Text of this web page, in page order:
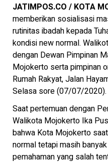
JATIMPOS.CO / KOTA
memberikan sosialisasi
rutinitas ibadah kepada
kondisi new normal.
dengan Dewan Pimpinan
Mojokerto serta pimpinan
Rumah Rakyat, Jalan
Selasa sore (07/07/2020).
Saat pertemuan dengan
Walikota Mojokerto Ika
bahwa Kota Mojokerto
normal tetapi masih
pemahaman yang salah